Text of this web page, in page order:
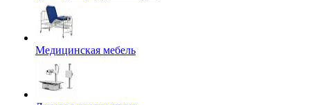
Медицинская мебель